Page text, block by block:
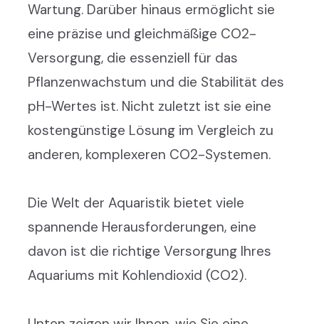
Wartung. Darüber hinaus ermöglicht sie
eine präzise und gleichmäßige CO2-
Versorgung, die essenziell für das
Pflanzenwachstum und die Stabilität des
pH-Wertes ist. Nicht zuletzt ist sie eine
kostengünstige Lösung im Vergleich zu
anderen, komplexeren CO2-Systemen.
Die Welt der Aquaristik bietet viele
spannende Herausforderungen, eine
davon ist die richtige Versorgung Ihres
Aquariums mit Kohlendioxid (CO2).